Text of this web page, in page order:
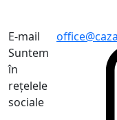
E-mail
Suntem
în
rețelele
sociale